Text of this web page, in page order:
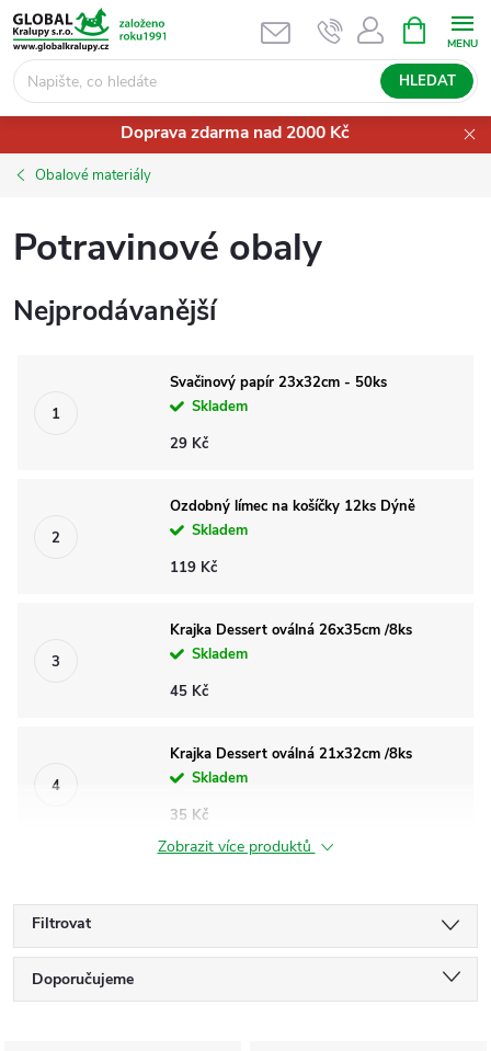
Přejít
na
obsah
HLEDAT
NÁKUPNÍ
KOŠÍK
Doprava zdarma nad 2000 Kč
Obalové materiály
Potravinové obaly
Nejprodávanější
Svačinový papír 23x32cm - 50ks
Skladem
29 Kč
Ozdobný límec na košíčky 12ks Dýně
Skladem
119 Kč
Krajka Dessert oválná 26x35cm /8ks
Skladem
45 Kč
Krajka Dessert oválná 21x32cm /8ks
Skladem
35 Kč
Zobrazit více produktů
Filtrovat
Ř
Doporučujeme